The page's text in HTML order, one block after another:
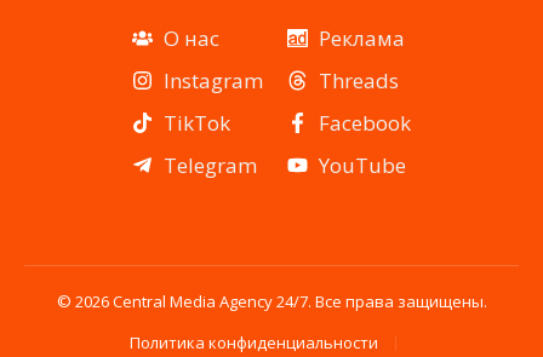
О нас
Instagram
TikTok
Telegram
Реклама
Threads
Facebook
YouTube
© 2026 Central Media Agency 24/7. Все права защищены.
Политика конфиденциальности